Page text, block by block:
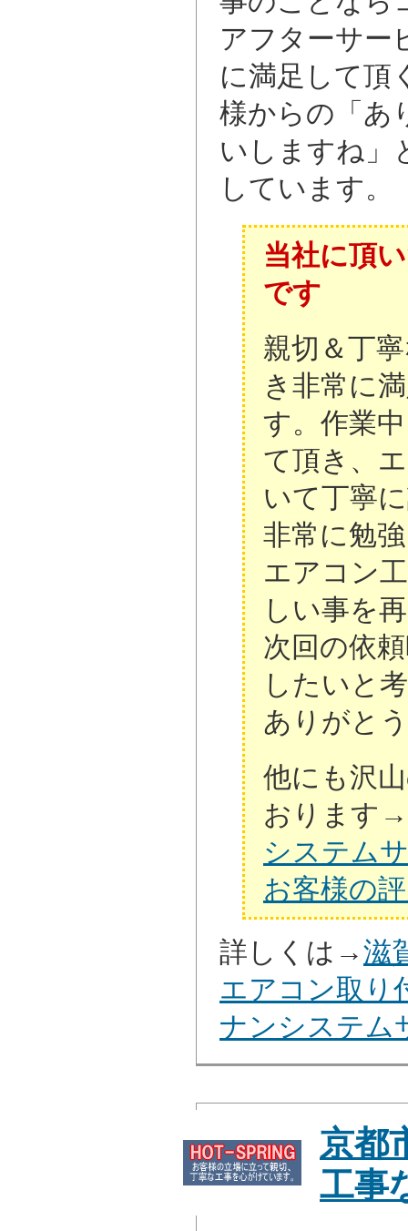
アフターサー
に満足して頂
様からの「あ
いしますね」
しています。
当社に頂
です
親切＆丁
き非常に
す。作業
て頂き、
いて丁寧
非常に勉
エアコン
しい事を
次回の依
したいと
ありがと
他にも沢
おります→
システム
お客様の
詳しくは→滋
エアコン取り
ナンシステム
京都
工事